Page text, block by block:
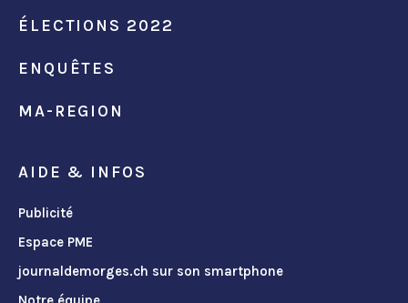
ÉLECTIONS 2022
ENQUÊTES
MA-REGION
AIDE & INFOS
Publicité
Espace PME
journaldemorges.ch sur son smartphone